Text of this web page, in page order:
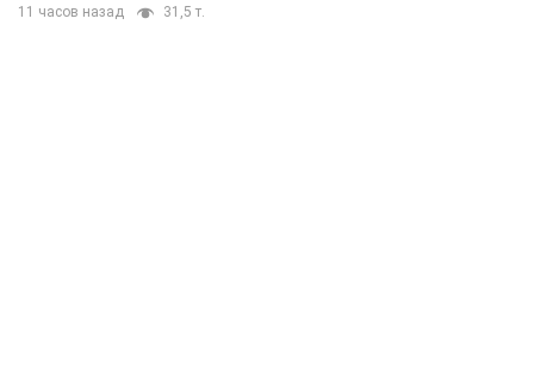
11 часов назад 31,5 т.